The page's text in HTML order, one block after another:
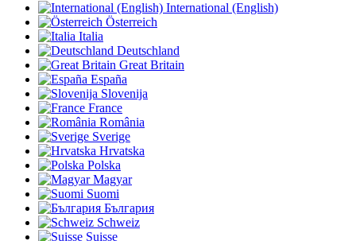
International (English)
Österreich
Italia
Deutschland
Great Britain
España
Slovenija
France
România
Sverige
Hrvatska
Polska
Magyar
Suomi
България
Schweiz
Suisse